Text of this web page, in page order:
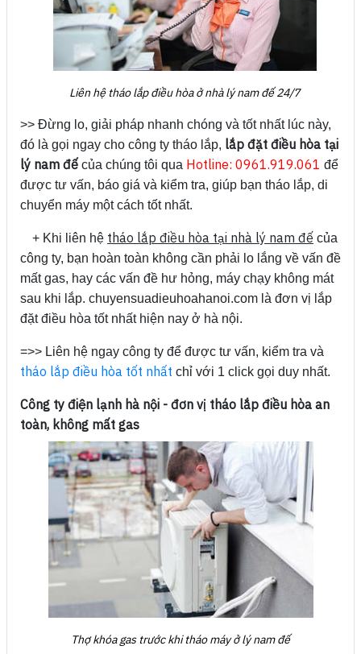
Liên hệ tháo lắp điều hòa ở nhà lý nam đế 24/7
>> Đừng lo, giải pháp nhanh chóng và tốt nhất lúc này,
đó là gọi ngay cho công ty tháo lắp, lắp đặt điều hòa tại
lý nam đế của chúng tôi qua Hotline: 0961.919.061 để
được tư vấn, báo giá và kiểm tra, giúp bạn tháo lắp, di
chuyển máy một cách tốt nhất.
+ Khi liên hệ tháo lắp điều hòa tại nhà lý nam đế của
công ty, bạn hoàn toàn không cần phải lo lắng về vấn đề
mất gas, hay các vấn đề hư hỏng, máy chạy không mát
sau khi lắp. chuyensuadieuhoahanoi.com là đơn vị lắp
đặt điều hòa tốt nhất hiện nay ở hà nội.
=>> Liên hệ ngay công ty để được tư vấn, kiểm tra và
tháo lắp điều hòa tốt nhất chỉ với 1 click gọi duy nhất.
Công ty điện lạnh hà nội - đơn vị tháo lắp điều hòa an
toàn, không mất gas
Thợ khóa gas trước khi tháo máy ở lý nam đế